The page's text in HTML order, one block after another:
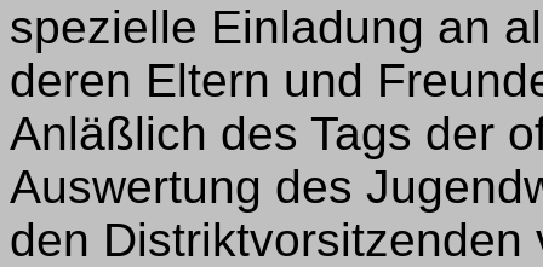
spezielle Einladung an
deren Eltern und
Anläßlich des Tags der
Auswertung des
den Distriktvorsitzenden